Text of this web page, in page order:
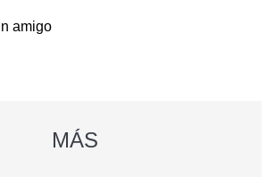
amigo
MÁS